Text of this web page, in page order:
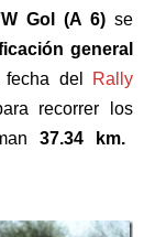
Gol (A 6) se
general
fecha del
Rally
recorrer los
37.34 km.